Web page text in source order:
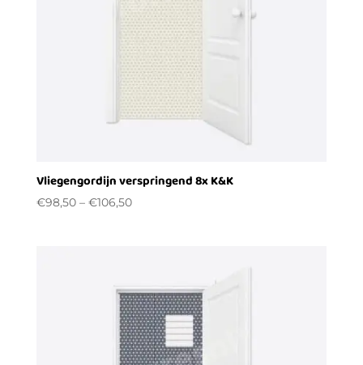
Vliegengordijn verspringend 8x K&K
€98,50– €106,50